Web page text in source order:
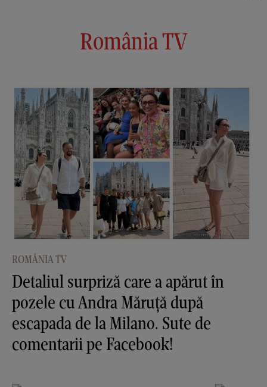
România TV
ROMÂNIA TV
Detaliul surpriză care a apărut în
pozele cu Andra Măruţă după
escapada de la Milano. Sute de
comentarii pe Facebook!